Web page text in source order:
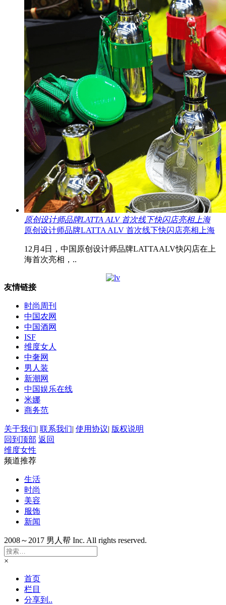
原创设计师品牌LATTA ALV 首次线下快闪店亮相上海
原创设计师品牌LATTA ALV 首次线下快闪店亮相上海
12月4日，中国原创设计师品牌LATTAALV快闪店在上
海首次亮相，..
友情链接
时尚周刊
中国农网
中国酒网
ISF
维度女人
中奢网
男人装
新潮网
中国娱乐在线
米娜
商务范
关于我们| 联系我们| 使用协议| 版权说明
回到顶部 返回
维度女性
频道推荐
生活
时尚
美容
服饰
新闻
2008～2017 男人帮 Inc. All rights reserved.
×
首页
栏目
分享到..